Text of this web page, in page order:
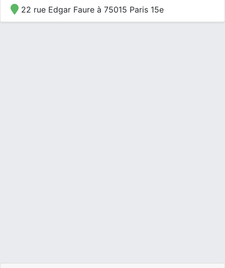
22 rue Edgar Faure à 75015 Paris 15e